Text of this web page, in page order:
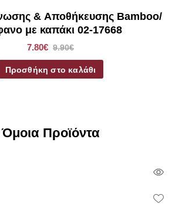
& Αποθήκευσης Bamboo/
με καπάκι 02-17668
7.80€ 9.90€
Προσθήκη στο καλάθι
Όμοια Προϊόντα